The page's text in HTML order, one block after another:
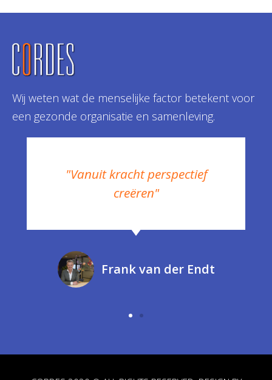
Wij weten wat de menselijke factor betekent voor
een gezonde organisatie en samenleving.
"Vanuit kracht perspectief
creëren"
Frank van der Endt